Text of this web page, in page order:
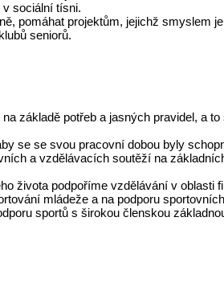
sociální tísni.
pomáhat projektům, jejichž smyslem
seniorů.
základě potřeb a jasných pravidel, a
se se svou pracovní dobou byly
a vzdělávacích soutěží na
života podpoříme vzdělávání v oblasti
mládeže a na podporu
sportů s širokou členskou